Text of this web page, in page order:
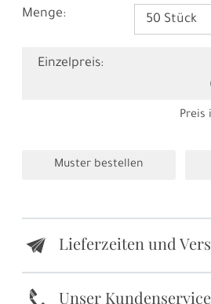
Menge:
Einzelpreis:
Preis
Muster bestellen
e Lieferzeiten und
Unser Kundenservice